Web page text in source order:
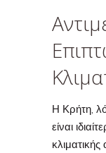
Η Κρήτη,
είναι